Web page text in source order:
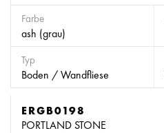
Farbe
ash (grau)
Typ
Boden / Wandfliese
ERGB0198
PORTLAND STONE